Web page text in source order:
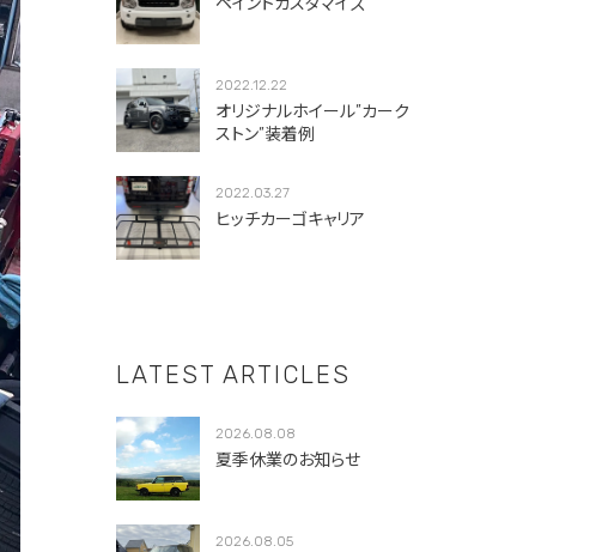
ペイントカスタマイズ
2022.12.22
オリジナルホイール”カーク
ストン”装着例
2022.03.27
ヒッチカーゴキャリア
LATEST ARTICLES
2026.08.08
夏季休業のお知らせ
2026.08.05